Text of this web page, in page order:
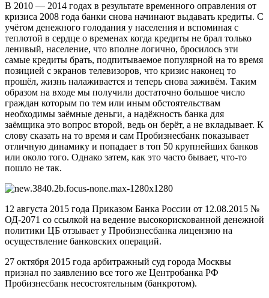
В 2010 — 2014 годах в результате временного оправления от
кризиса 2008 года банки снова начинают выдавать кредиты. С
учётом денежного голодания у населения и вспоминая с
теплотой в сердце о временах когда кредиты не брал только
ленивый, население, что вполне логично, бросилось эти
самые кредиты брать, подпитываемое популярной на то время
позицией с экранов телевизоров, что кризис наконец то
прошёл, жизнь налаживается и теперь снова заживём. Таким
образом на входе мы получили достаточно большое число
граждан которым по тем или иным обстоятельствам
необходимы заёмные деньги, а надёжность банка для
заёмщика это вопрос второй, ведь он берёт, а не вкладывает. К
слову сказать на то время и сам Пробизнесбанк показывает
отличную динамику и попадает в топ 50 крупнейших банков
или около того. Однако затем, как это часто бывает, что-то
пошло не так.
12 августа 2015 года Приказом Банка России от 12.08.2015 №
ОД-2071 со ссылкой на ведение высокорискованной денежной
политики ЦБ отзывает у Пробизнесбанка лицензию на
осуществление банковских операций.
27 октября 2015 года арбитражный суд города Москвы
признал по заявлению все того же Центробанка РФ
Пробизнесбанк несостоятельным (банкротом).